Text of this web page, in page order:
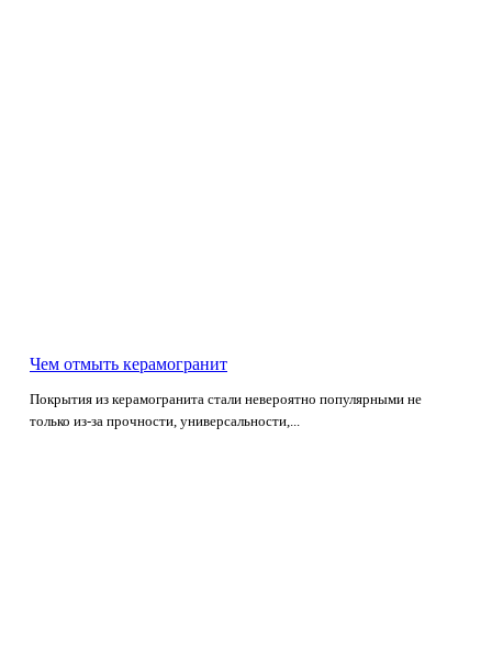
Чем отмыть керамогранит
Покрытия из керамогранита стали невероятно популярными не
только из-за прочности, универсальности,...